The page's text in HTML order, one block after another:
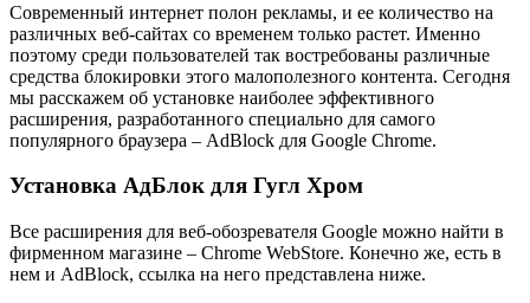
Современный интернет полон рекламы, и ее количество на
различных веб-сайтах со временем только растет. Именно
поэтому среди пользователей так востребованы различные
средства блокировки этого малополезного контента. Сегодня
мы расскажем об установке наиболее эффективного
расширения, разработанного специально для самого
популярного браузера – AdBlock для Google Chrome.
Установка АдБлок для Гугл Хром
Все расширения для веб-обозревателя Google можно найти в
фирменном магазине – Chrome WebStore. Конечно же, есть в
нем и AdBlock, ссылка на него представлена ниже.